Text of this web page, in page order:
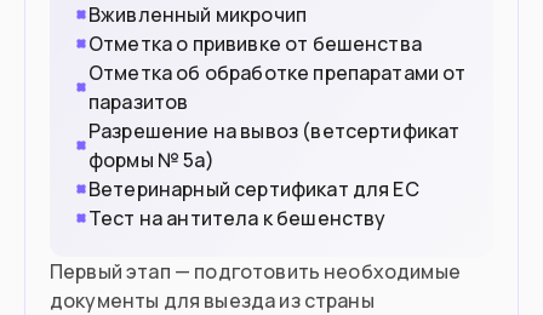
Вживленный микрочип
Отметка о прививке от бешенства
Отметка об обработке препаратами от
паразитов
Разрешение на вывоз (ветсертификат
формы № 5а)
Ветеринарный сертификат для ЕС
Тест на антитела к бешенству
Первый этап — подготовить необходимые
документы для выезда из страны